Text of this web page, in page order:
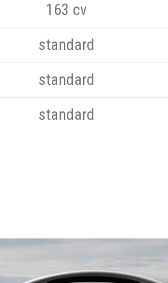
163 cv
standard
standard
standard